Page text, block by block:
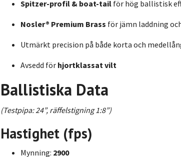
Spitzer-profil & boat-tail för hög ballistisk
Nosler® Premium Brass för jämn laddning
Utmärkt precision på både korta och
Avsedd för hjortklassat vilt
Ballistiska Data
(Testpipa: 24”, räffelstigning 1:8”)
Hastighet (fps)
Mynning: 2900